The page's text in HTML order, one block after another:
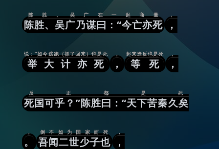
陈胜、吴广乃谋曰：“今亡亦死
陈胜、吴广在一起商量
，
，
举大计亦死
说：“如今逃跑（抓了回来）也是死
，
，
等死
起来造反也是死
，
，
死国可乎？”陈胜曰：“天下苦秦久矣
反正都是死
。
，
吾闻二世少子也
倒不如为国家而死
，
，